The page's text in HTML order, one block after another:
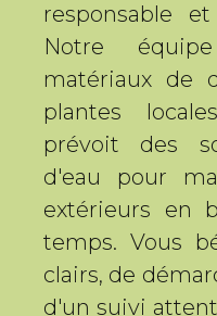
responsable
Notre
matériaux de
plantes
prévoit des
d'eau pour
extérieurs en
temps. Vous
clairs, de
d'un suivi